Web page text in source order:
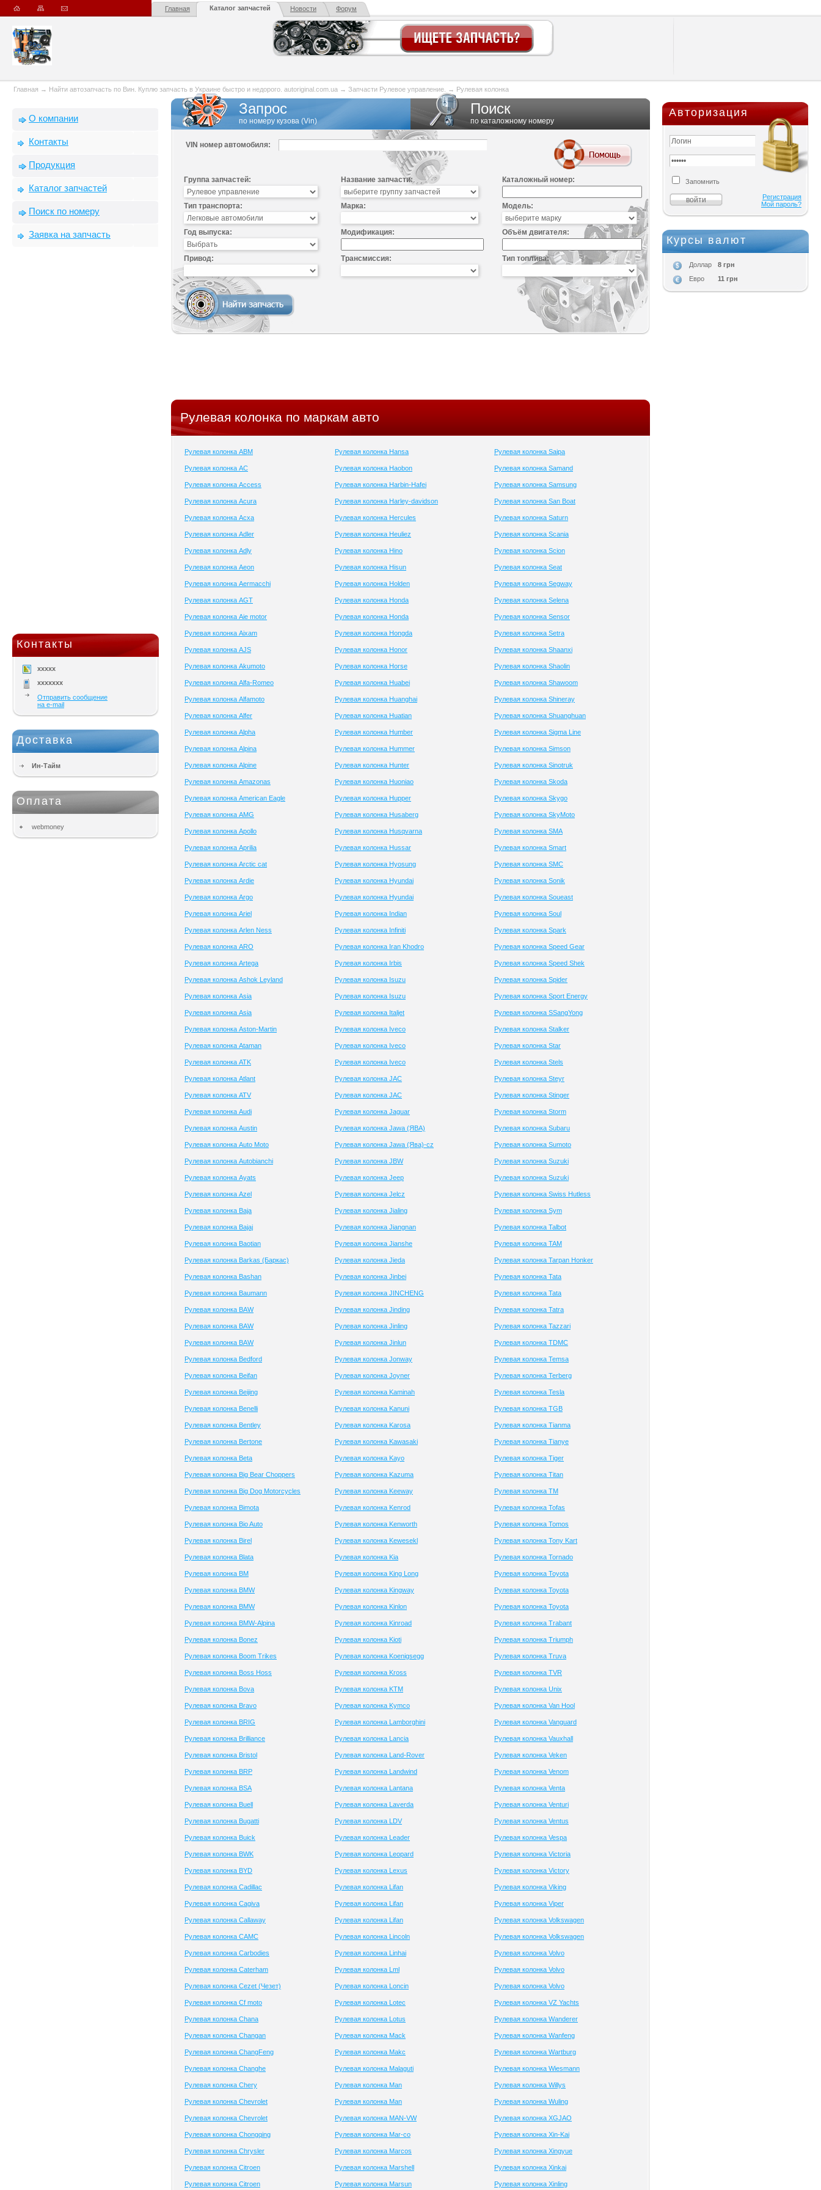
Главная Каталог запчастей Новости Форум
Главная → Найти автозапчасть по Вин. Куплю запчасть в Украине быстро и недорого. autoriginal.com.ua → Запчасти Рулевое управление. → Рулевая колонка
О компании
Контакты
Продукция
Каталог запчастей
Поиск по номеру
Заявка на запчасть
Контакты
xxxxx
xxxxxxx
Отправить сообщение
на e-mail
Доставка
Ин-Тайм
Оплата
webmoney
Запрос
по номеру кузова (Vin)
Поиск
по каталожному номеру
VIN номер автомобиля:
Группа запчастей: Название запчасти: Каталожный номер:
Тип транспорта: Марка: Модель:
Год выпуска: Модификация: Объём двигателя:
Привод: Трансмиссия: Тип топлива:
Рулевая колонка по маркам авто
Рулевая колонка ABM
Рулевая колонка AC
Рулевая колонка Access
Рулевая колонка Acura
Рулевая колонка Acxa
Рулевая колонка Adler
Рулевая колонка Adly
Рулевая колонка Aeon
Рулевая колонка Aermacchi
Рулевая колонка AGT
Рулевая колонка Aie motor
Рулевая колонка Aixam
Рулевая колонка AJS
Рулевая колонка Akumoto
Рулевая колонка Alfa-Romeo
Рулевая колонка Alfamoto
Рулевая колонка Alfer
Рулевая колонка Alpha
Рулевая колонка Alpina
Рулевая колонка Alpine
Рулевая колонка Amazonas
Рулевая колонка American Eagle
Рулевая колонка AMG
Рулевая колонка Apollo
Рулевая колонка Aprilia
Рулевая колонка Arctic cat
Рулевая колонка Ardie
Рулевая колонка Argo
Рулевая колонка Ariel
Рулевая колонка Arlen Ness
Рулевая колонка ARO
Рулевая колонка Artega
Рулевая колонка Ashok Leyland
Рулевая колонка Asia
Рулевая колонка Asia
Рулевая колонка Aston-Martin
Рулевая колонка Ataman
Рулевая колонка ATK
Рулевая колонка Atlant
Рулевая колонка ATV
Рулевая колонка Audi
Рулевая колонка Austin
Рулевая колонка Auto Moto
Рулевая колонка Autobianchi
Рулевая колонка Ayats
Рулевая колонка Azel
Рулевая колонка Baja
Рулевая колонка Bajaj
Рулевая колонка Baotian
Рулевая колонка Barkas (Баркас)
Рулевая колонка Bashan
Рулевая колонка Baumann
Рулевая колонка BAW
Рулевая колонка BAW
Рулевая колонка BAW
Рулевая колонка Bedford
Рулевая колонка Beifan
Рулевая колонка Beijing
Рулевая колонка Benelli
Рулевая колонка Bentley
Рулевая колонка Bertone
Рулевая колонка Beta
Рулевая колонка Big Bear Choppers
Рулевая колонка Big Dog Motorcycles
Рулевая колонка Bimota
Рулевая колонка Bio Auto
Рулевая колонка Birel
Рулевая колонка Blata
Рулевая колонка BM
Рулевая колонка BMW
Рулевая колонка BMW
Рулевая колонка BMW-Alpina
Рулевая колонка Bonez
Рулевая колонка Boom Trikes
Рулевая колонка Boss Hoss
Рулевая колонка Bova
Рулевая колонка Bravo
Рулевая колонка BRIG
Рулевая колонка Brilliance
Рулевая колонка Bristol
Рулевая колонка BRP
Рулевая колонка BSA
Рулевая колонка Buell
Рулевая колонка Bugatti
Рулевая колонка Buick
Рулевая колонка BWK
Рулевая колонка BYD
Рулевая колонка Cadillac
Рулевая колонка Cagiva
Рулевая колонка Callaway
Рулевая колонка CAMC
Рулевая колонка Carbodies
Рулевая колонка Caterham
Рулевая колонка Cezet (Чезет)
Рулевая колонка Cf moto
Рулевая колонка Chana
Рулевая колонка Changan
Рулевая колонка ChangFeng
Рулевая колонка Changhe
Рулевая колонка Chery
Рулевая колонка Chevrolet
Рулевая колонка Chevrolet
Рулевая колонка Chongqing
Рулевая колонка Chrysler
Рулевая колонка Citroen
Рулевая колонка Citroen
Рулевая колонка Hansa
Рулевая колонка Haobon
Рулевая колонка Harbin-Hafei
Рулевая колонка Harley-davidson
Рулевая колонка Hercules
Рулевая колонка Heuliez
Рулевая колонка Hino
Рулевая колонка Hisun
Рулевая колонка Holden
Рулевая колонка Honda
Рулевая колонка Honda
Рулевая колонка Hongda
Рулевая колонка Honor
Рулевая колонка Horse
Рулевая колонка Huabei
Рулевая колонка Huanghai
Рулевая колонка Huatian
Рулевая колонка Humber
Рулевая колонка Hummer
Рулевая колонка Hunter
Рулевая колонка Huoniao
Рулевая колонка Hupper
Рулевая колонка Husaberg
Рулевая колонка Husqvarna
Рулевая колонка Hussar
Рулевая колонка Hyosung
Рулевая колонка Hyundai
Рулевая колонка Hyundai
Рулевая колонка Indian
Рулевая колонка Infiniti
Рулевая колонка Iran Khodro
Рулевая колонка Irbis
Рулевая колонка Isuzu
Рулевая колонка Isuzu
Рулевая колонка Italjet
Рулевая колонка Iveco
Рулевая колонка Iveco
Рулевая колонка Iveco
Рулевая колонка JAC
Рулевая колонка JAC
Рулевая колонка Jaguar
Рулевая колонка Jawa (ЯВА)
Рулевая колонка Jawa (Ява)-cz
Рулевая колонка JBW
Рулевая колонка Jeep
Рулевая колонка Jelcz
Рулевая колонка Jialing
Рулевая колонка Jiangnan
Рулевая колонка Jianshe
Рулевая колонка Jieda
Рулевая колонка Jinbei
Рулевая колонка JINCHENG
Рулевая колонка Jinding
Рулевая колонка Jinling
Рулевая колонка Jinlun
Рулевая колонка Jonway
Рулевая колонка Joyner
Рулевая колонка Kaminah
Рулевая колонка Kanuni
Рулевая колонка Karosa
Рулевая колонка Kawasaki
Рулевая колонка Kayo
Рулевая колонка Kazuma
Рулевая колонка Keeway
Рулевая колонка Kenrod
Рулевая колонка Kenworth
Рулевая колонка Kewesekl
Рулевая колонка Kia
Рулевая колонка King Long
Рулевая колонка Kingway
Рулевая колонка Kinlon
Рулевая колонка Kinroad
Рулевая колонка Kioti
Рулевая колонка Koenigsegg
Рулевая колонка Kross
Рулевая колонка KTM
Рулевая колонка Kymco
Рулевая колонка Lamborghini
Рулевая колонка Lancia
Рулевая колонка Land-Rover
Рулевая колонка Landwind
Рулевая колонка Lantana
Рулевая колонка Laverda
Рулевая колонка LDV
Рулевая колонка Leader
Рулевая колонка Leopard
Рулевая колонка Lexus
Рулевая колонка Lifan
Рулевая колонка Lifan
Рулевая колонка Lifan
Рулевая колонка Lincoln
Рулевая колонка Linhai
Рулевая колонка Lml
Рулевая колонка Loncin
Рулевая колонка Lotec
Рулевая колонка Lotus
Рулевая колонка Mack
Рулевая колонка Makc
Рулевая колонка Malaguti
Рулевая колонка Man
Рулевая колонка Man
Рулевая колонка MAN-VW
Рулевая колонка Mar-co
Рулевая колонка Marcos
Рулевая колонка Marshell
Рулевая колонка Marsun
Рулевая колонка Saipa
Рулевая колонка Samand
Рулевая колонка Samsung
Рулевая колонка San Boat
Рулевая колонка Saturn
Рулевая колонка Scania
Рулевая колонка Scion
Рулевая колонка Seat
Рулевая колонка Segway
Рулевая колонка Selena
Рулевая колонка Sensor
Рулевая колонка Setra
Рулевая колонка Shaanxi
Рулевая колонка Shaolin
Рулевая колонка Shawoom
Рулевая колонка Shineray
Рулевая колонка Shuanghuan
Рулевая колонка Sigma Line
Рулевая колонка Simson
Рулевая колонка Sinotruk
Рулевая колонка Skoda
Рулевая колонка Skygo
Рулевая колонка SkyMoto
Рулевая колонка SMA
Рулевая колонка Smart
Рулевая колонка SMC
Рулевая колонка Sonik
Рулевая колонка Soueast
Рулевая колонка Soul
Рулевая колонка Spark
Рулевая колонка Speed Gear
Рулевая колонка Speed Shek
Рулевая колонка Spider
Рулевая колонка Sport Energy
Рулевая колонка SSangYong
Рулевая колонка Stalker
Рулевая колонка Star
Рулевая колонка Stels
Рулевая колонка Steyr
Рулевая колонка Stinger
Рулевая колонка Storm
Рулевая колонка Subaru
Рулевая колонка Sumoto
Рулевая колонка Suzuki
Рулевая колонка Suzuki
Рулевая колонка Swiss Hutless
Рулевая колонка Sym
Рулевая колонка Talbot
Рулевая колонка TAM
Рулевая колонка Tarpan Honker
Рулевая колонка Tata
Рулевая колонка Tata
Рулевая колонка Tatra
Рулевая колонка Tazzari
Рулевая колонка TDMC
Рулевая колонка Temsa
Рулевая колонка Terberg
Рулевая колонка Tesla
Рулевая колонка TGB
Рулевая колонка Tianma
Рулевая колонка Tianye
Рулевая колонка Tiger
Рулевая колонка Titan
Рулевая колонка TM
Рулевая колонка Tofas
Рулевая колонка Tomos
Рулевая колонка Tony Kart
Рулевая колонка Tornado
Рулевая колонка Toyota
Рулевая колонка Toyota
Рулевая колонка Toyota
Рулевая колонка Trabant
Рулевая колонка Triumph
Рулевая колонка Truva
Рулевая колонка TVR
Рулевая колонка Unix
Рулевая колонка Van Hool
Рулевая колонка Vanguard
Рулевая колонка Vauxhall
Рулевая колонка Veken
Рулевая колонка Venom
Рулевая колонка Venta
Рулевая колонка Venturi
Рулевая колонка Ventus
Рулевая колонка Vespa
Рулевая колонка Victoria
Рулевая колонка Victory
Рулевая колонка Viking
Рулевая колонка Viper
Рулевая колонка Volkswagen
Рулевая колонка Volkswagen
Рулевая колонка Volvo
Рулевая колонка Volvo
Рулевая колонка Volvo
Рулевая колонка VZ Yachts
Рулевая колонка Wanderer
Рулевая колонка Wanfeng
Рулевая колонка Wartburg
Рулевая колонка Wiesmann
Рулевая колонка Willys
Рулевая колонка Wuling
Рулевая колонка XGJAO
Рулевая колонка Xin-Kai
Рулевая колонка Xingyue
Рулевая колонка Xinkai
Рулевая колонка Xinling
Авторизация
Запомнить
Регистрация
Мой пароль?
Курсы валют
Доллар
8 грн
Евро
11 грн